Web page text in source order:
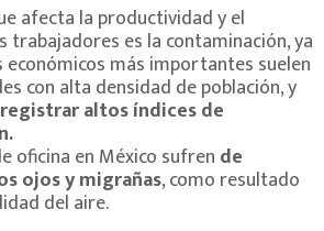
afecta la productividad y el
trabajadores es la contaminación, ya
más importantes suelen
con alta densidad de población, y
altos índices de
oficina en México sufren de
ojos y migrañas, como resultado
del aire.